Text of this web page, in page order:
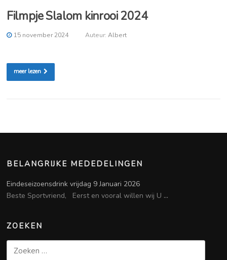
Filmpje Slalom kinrooi 2024
15 november 2024 Auteur:Albert
meer lezen
BELANGRIJKE MEDEDELINGEN
Eindeseizoensdrink vrijdag 9 Januari 2026
Beste Sportvriend, Eerst en vooral willen wij U ...
ZOEKEN